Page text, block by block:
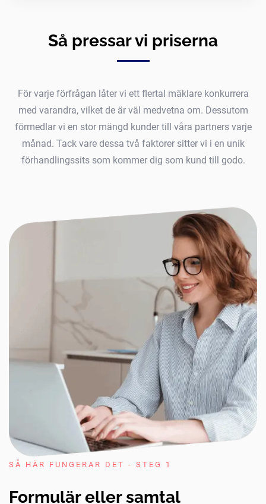
Så pressar vi priserna
För varje förfrågan låter vi ett flertal mäklare konkurrera
med varandra, vilket de är väl medvetna om. Dessutom
förmedlar vi en stor mängd kunder till våra partners varje
månad. Tack vare dessa två faktorer sitter vi i en unik
förhandlingssits som kommer dig som kund till godo.
SÅ HÄR FUNGERAR DET - STEG 1
Formulär eller samtal